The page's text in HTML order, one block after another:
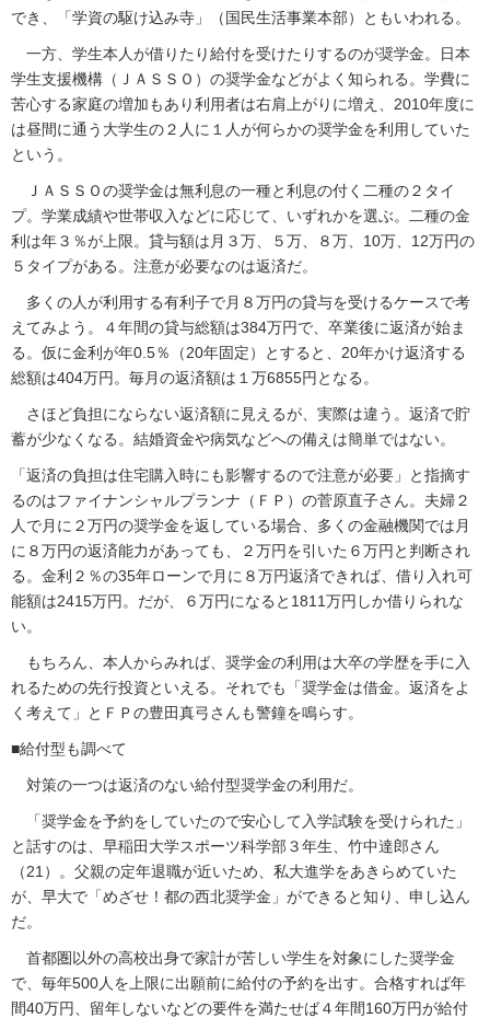
でき、「学資の駆け込み寺」（国民生活事業本部）ともいわれる。
一方、学生本人が借りたり給付を受けたりするのが奨学金。日本
学生支援機構（ＪＡＳＳＯ）の奨学金などがよく知られる。学費に
苦心する家庭の増加もあり利用者は右肩上がりに増え、2010年度に
は昼間に通う大学生の２人に１人が何らかの奨学金を利用していた
という。
ＪＡＳＳＯの奨学金は無利息の一種と利息の付く二種の２タイ
プ。学業成績や世帯収入などに応じて、いずれかを選ぶ。二種の金
利は年３％が上限。貸与額は月３万、５万、８万、10万、12万円の
５タイプがある。注意が必要なのは返済だ。
多くの人が利用する有利子で月８万円の貸与を受けるケースで考
えてみよう。４年間の貸与総額は384万円で、卒業後に返済が始ま
る。仮に金利が年0.5％（20年固定）とすると、20年かけ返済する
総額は404万円。毎月の返済額は１万6855円となる。
さほど負担にならない返済額に見えるが、実際は違う。返済で貯
蓄が少なくなる。結婚資金や病気などへの備えは簡単ではない。
「返済の負担は住宅購入時にも影響するので注意が必要」と指摘す
るのはファイナンシャルプランナ（ＦＰ）の菅原直子さん。夫婦２
人で月に２万円の奨学金を返している場合、多くの金融機関では月
に８万円の返済能力があっても、２万円を引いた６万円と判断され
る。金利２％の35年ローンで月に８万円返済できれば、借り入れ可
能額は2415万円。だが、６万円になると1811万円しか借りられな
い。
もちろん、本人からみれば、奨学金の利用は大卒の学歴を手に入
れるための先行投資といえる。それでも「奨学金は借金。返済をよ
く考えて」とＦＰの豊田真弓さんも警鐘を鳴らす。
■給付型も調べて
対策の一つは返済のない給付型奨学金の利用だ。
「奨学金を予約をしていたので安心して入学試験を受けられた」
と話すのは、早稲田大学スポーツ科学部３年生、竹中達郎さん
（21）。父親の定年退職が近いため、私大進学をあきらめていた
が、早大で「めざせ！都の西北奨学金」ができると知り、申し込ん
だ。
首都圏以外の高校出身で家計が苦しい学生を対象にした奨学金
で、毎年500人を上限に出願前に給付の予約を出す。合格すれば年
間40万円、留年しないなどの要件を満たせば４年間160万円が給付